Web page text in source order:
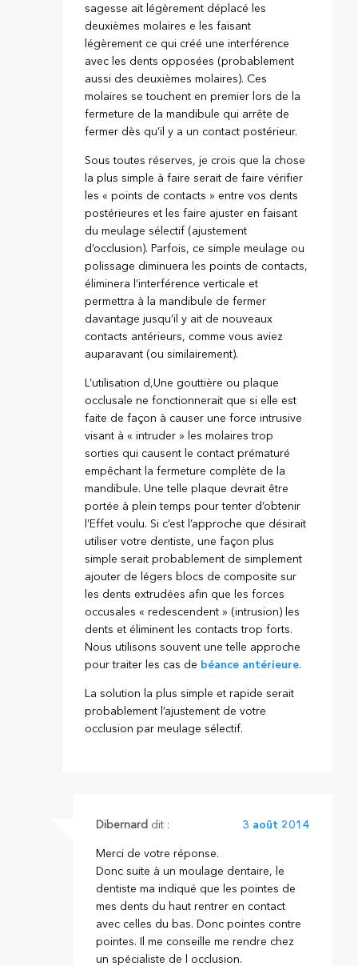
sagesse ait légèrement déplacé les
deuxièmes molaires e les faisant
légèrement ce qui créé une interférence
avec les dents opposées (probablement
aussi des deuxièmes molaires). Ces
molaires se touchent en premier lors de la
fermeture de la mandibule qui arrête de
fermer dès qu’il y a un contact postérieur.
Sous toutes réserves, je crois que la chose
la plus simple à faire serait de faire vérifier
les « points de contacts » entre vos dents
postérieures et les faire ajuster en faisant
du meulage sélectif (ajustement
d’occlusion). Parfois, ce simple meulage ou
polissage diminuera les points de contacts,
éliminera l’interférence verticale et
permettra à la mandibule de fermer
davantage jusqu’il y ait de nouveaux
contacts antérieurs, comme vous aviez
auparavant (ou similairement).
L’utilisation d,Une gouttière ou plaque
occlusale ne fonctionnerait que si elle est
faite de façon à causer une force intrusive
visant à « intruder » les molaires trop
sorties qui causent le contact prématuré
empêchant la fermeture complète de la
mandibule. Une telle plaque devrait être
portée à plein temps pour tenter d’obtenir
l’Effet voulu. Si c’est l’approche que désirait
utiliser votre dentiste, une façon plus
simple serait probablement de simplement
ajouter de légers blocs de composite sur
les dents extrudées afin que les forces
occusales « redescendent » (intrusion) les
dents et éliminent les contacts trop forts.
Nous utilisons souvent une telle approche
pour traiter les cas de béance antérieure.
La solution la plus simple et rapide serait
probablement l’ajustement de votre
occlusion par meulage sélectif.
Dibernard dit : 3 août 2014
Merci de votre réponse.
Donc suite à un moulage dentaire, le
dentiste ma indiqué que les pointes de
mes dents du haut rentrer en contact
avec celles du bas. Donc pointes contre
pointes. Il me conseille me rendre chez
un spécialiste de l occlusion.